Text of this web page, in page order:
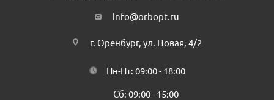
info@orbopt.ru
г. Оренбург, ул. Новая, 4/2
Пн-Пт: 09:00 - 18:00
Сб: 09:00 - 15:00